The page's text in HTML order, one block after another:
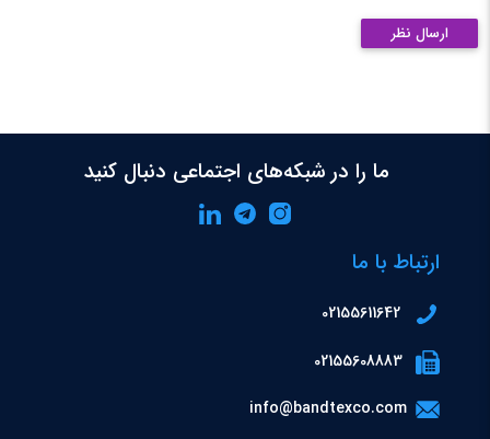
ارسال نظر
ما را در شبکه‌های اجتماعی دنبال کنید
ارتباط با ما
info@bandtexco.com